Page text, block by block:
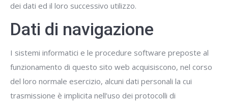
dei dati ed il loro successivo utilizzo.
Dati di navigazione
I sistemi informatici e le procedure software preposte al
funzionamento di questo sito web acquisiscono, nel corso
del loro normale esercizio, alcuni dati personali la cui
trasmissione è implicita nell’uso dei protocolli di